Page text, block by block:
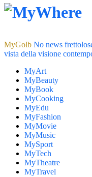
MyGolb No news
vista della visione
MyArt
MyBeauty
MyBook
MyCooking
MyEdu
MyFashion
MyMovie
MyMusic
MySport
MyTech
MyTheatre
MyTravel